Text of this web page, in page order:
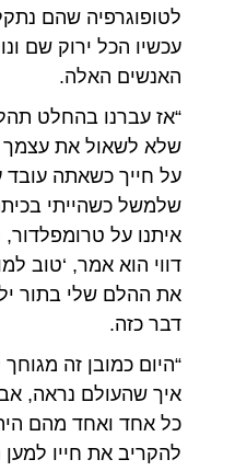
לטופוגרפיה שהם
עכשיו הכל ירוק שם
האנשים האלה.
“אז עברנו בהחלט
שלא לשאול את עצמך
על חייך כשאתה עובד
שלמשל כשהייתי
איתנו על
דווי הוא אמר, ‘טוב
את ההלם שלי בתור
דבר כזה.
“היום כמובן זה
איך שהעולם נראה,
כל אחד ואחד מהם היה
להקריב את חייו